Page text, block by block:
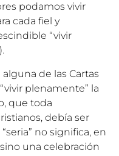
podamos vivir
cada fiel y
“vivir
de las Cartas
plenamente” la
que toda
debía ser
no significa, en
una celebración